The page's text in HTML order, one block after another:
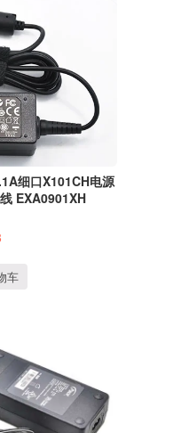
细口X101CH电源
EXA0901XH
车